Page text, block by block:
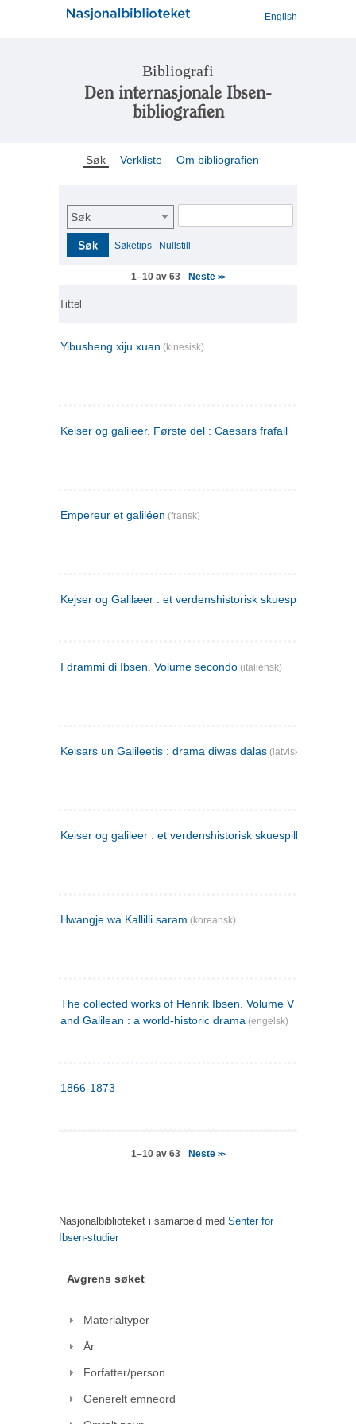
English
Bibliografi
Den internasjonale Ibsen-
bibliografien
Søk Verkliste Om bibliografien
Søk
Søk Søketips Nullstill
1–10 av 63 Neste>>
Tittel
Yibusheng xiju xuan (kinesisk)
Keiser og galileer. Første del : Caesars frafall
Empereur et galiléen (fransk)
Kejser og Galilæer : et verdenshistorisk skuespil
I drammi di Ibsen. Volume secondo (italiensk)
Keisars un Galileetis : drama diwas dalas (latvisk)
Keiser og galileer : et verdenshistorisk skuespill (1873)
Hwangje wa Kallilli saram (koreansk)
The collected works of Henrik Ibsen. Volume V : Emperor
and Galilean : a world-historic drama (engelsk)
1866-1873
1–10 av 63 Neste>>
Nasjonalbiblioteket i samarbeid med Senter for
Ibsen-studier
Avgrens søket
Materialtyper
År
Forfatter/person
Generelt emneord